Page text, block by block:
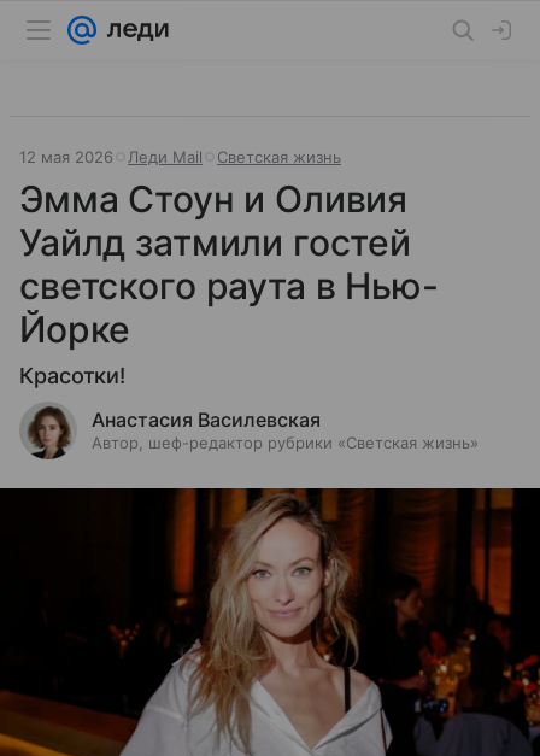
12 мая 2026 Леди Mail Светская жизнь
Эмма Стоун и Оливия
Уайлд затмили гостей
светского раута в Нью-
Йорке
Красотки!
Анастасия Василевская
Автор, шеф-редактор рубрики «Светская жизнь»